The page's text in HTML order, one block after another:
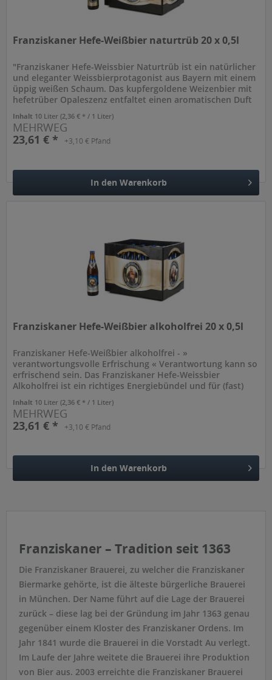
Franziskaner Hefe-Weißbier naturtrüb 20 x 0,5l
"Franziskaner Hefe-Weissbier Naturtrüb ist ein natürlicher
und eleganter Weissbierprotagonist aus Bayern mit einem
üppig weißen Schaum. Das kupfergoldene Weizenbier mit
hefetrüber Opaleszenz entfaltet einen aromatischen Duft
Inhalt 10 Liter(2,36 € * / 1 Liter)
MEHRWEG
23,61 € *
+3,10 € Pfand
In den Warenkorb
Franziskaner Hefe-Weißbier alkoholfrei 20 x 0,5l
Franziskaner Hefe-Weißbier alkoholfrei - »
verantwortungsvolle Erfrischung « Verantwortung kann so
erfrischend sein. Das Franziskaner Hefe-Weissbier
Alkoholfrei ist ein richtiges Energiebündel und für (fast)
Inhalt 10 Liter(2,36 € * / 1 Liter)
MEHRWEG
23,61 € *
+3,10 € Pfand
In den Warenkorb
Franziskaner – Tradition seit 1363
Die Franziskaner Brauerei, zu welcher die Franziskaner
Biermarke gehörte, ist die älteste bürgerliche Brauerei
in München. Der Name führt auf die Lage der Brauerei
zurück – diese lag bei der Gründung im Jahr 1363 genau
gegenüber einem Kloster des Franziskaner Ordens. Im
Jahr 1841 wurde die Brauerei in die Vorstadt Au verlegt.
Im Laufe der Jahre weitete die Brauerei ihre Produktion
von Bier aus. 2003 erreichte die Franziskaner Brauerei